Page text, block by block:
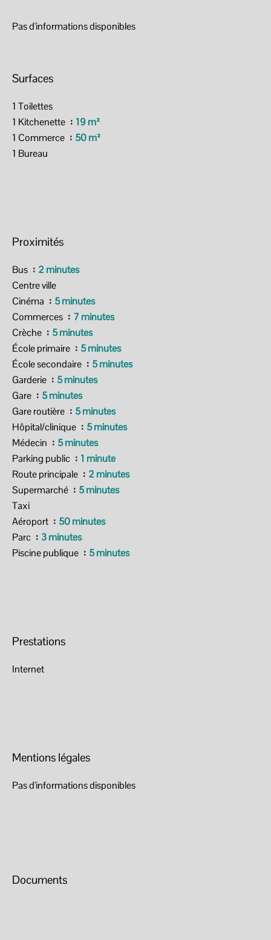
Pas d'informations disponibles
Surfaces
1 Toilettes
1 Kitchenette
19 m²
1 Commerce
50 m²
1 Bureau
Proximités
Bus
2 minutes
Centre ville
Cinéma
5 minutes
Commerces
7 minutes
Crèche
5 minutes
École primaire
5 minutes
École secondaire
5 minutes
Garderie
5 minutes
Gare
5 minutes
Gare routière
5 minutes
Hôpital/clinique
5 minutes
Médecin
5 minutes
Parking public
1 minute
Route principale
2 minutes
Supermarché
5 minutes
Taxi
Aéroport
50 minutes
Parc
3 minutes
Piscine publique
5 minutes
Prestations
Internet
Mentions légales
Pas d'informations disponibles
Documents